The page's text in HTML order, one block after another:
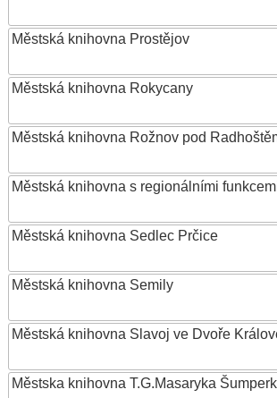
Městská knihovna Prostějov
Městská knihovna Rokycany
Městská knihovna Rožnov pod
Městská knihovna s regionálními
Městská knihovna Sedlec Prčice
Městská knihovna Semily
Městská knihovna Slavoj ve Dvoře
Městska knihovna T.G.Masaryka Šumperk